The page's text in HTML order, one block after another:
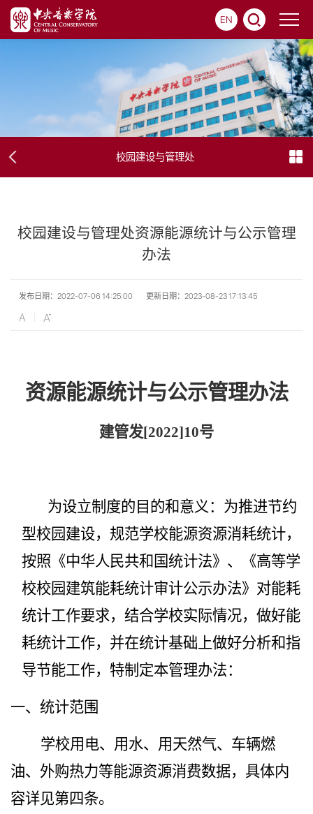
EN
校园建设与管理处
校园建设与管理处资源能源统计与公示管理
办法
发布日期：2022-07-06 14:25:00 更新日期：2023-08-23 17:13:45
资源能源统计与公示管理办法
建管发[2022]10号
为设立制度的目的和意义：为推进节约
型校园建设，规范学校能源资源消耗统计，
按照《中华人民共和国统计法》、《高等学
校校园建筑能耗统计审计公示办法》对能耗
统计工作要求，结合学校实际情况，做好能
耗统计工作，并在统计基础上做好分析和指
导节能工作，特制定本管理办法：
一、统计范围
学校用电、用水、用天然气、车辆燃
油、外购热力等能源资源消费数据，具体内
容详见第四条。